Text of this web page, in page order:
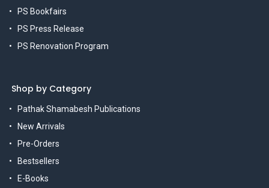
PS Bookfairs
PS Press Release
PS Renovation Program
Shop by Category
Pathak Shamabesh Publications
New Arrivals
Pre-Orders
Bestsellers
E-Books